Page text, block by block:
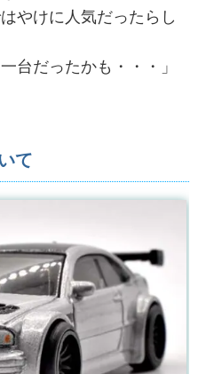
やけに人気だったらし
台だったかも・・・」
て